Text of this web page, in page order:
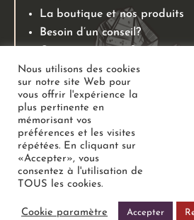
La boutique et nos produits
Besoin d’un conseil?
Mentions légales
Conditions générales de ventes
Politiques de retours
Politique de confidentialité
Copyright Au Jardin des Gemmes
Nous utilisons des cookies
sur notre site Web pour
vous offrir l'expérience la
plus pertinente en
mémorisant vos
préférences et les visites
répétées. En cliquant sur
«Accepter», vous
consentez à l'utilisation de
TOUS les cookies.
Cookie paramètre Accepter